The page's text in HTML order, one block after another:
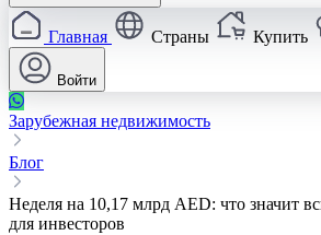
Главная Страны Купить
Войти
Зарубежная недвижимость
Блог
Неделя на 10,17 млрд AED: что значит
для инвесторов